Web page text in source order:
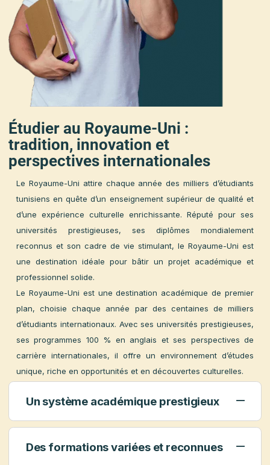
Étudier au Royaume-Uni :
tradition, innovation et
perspectives internationales
Le Royaume-Uni attire chaque année des milliers
tunisiens en quête d’un enseignement supérieur de qualité
d’une expérience culturelle enrichissante. Réputé pour
universités prestigieuses, ses diplômes
reconnus et son cadre de vie stimulant, le Royaume-Uni
Le Royaume-Uni est une destination académique de
plan, choisie chaque année par des centaines de
d’étudiants internationaux. Avec ses universités
ses programmes 100 % en anglais et ses perspectives
carrière internationales, il offre un environnement
unique, riche en opportunités et en découvertes culturelles.
Un système académique prestigieux